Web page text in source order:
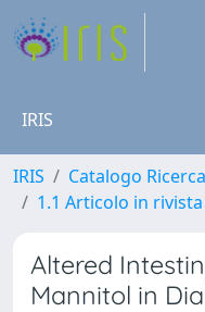
IRIS
IRIS Catalogo Ricerca
1.1 Articolo in rivista
Altered
Mannitol in